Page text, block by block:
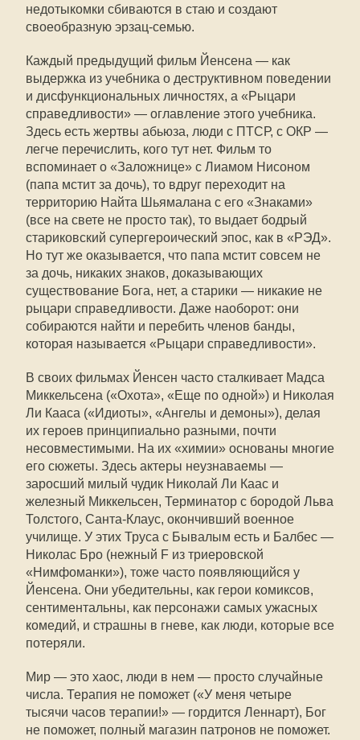
недотыкомки сбиваются в стаю и создают
своеобразную эрзац-семью.
Каждый предыдущий фильм Йенсена — как
выдержка из учебника о деструктивном поведении
и дисфункциональных личностях, а «Рыцари
справедливости» — оглавление этого учебника.
Здесь есть жертвы абьюза, люди с ПТСР, с ОКР —
легче перечислить, кого тут нет. Фильм то
вспоминает о «Заложнице» с Лиамом Нисоном
(папа мстит за дочь), то вдруг переходит на
территорию Найта Шьямалана с его «Знаками»
(все на свете не просто так), то выдает бодрый
стариковский супергероический эпос, как в «РЭД».
Но тут же оказывается, что папа мстит совсем не
за дочь, никаких знаков, доказывающих
существование Бога, нет, а старики — никакие не
рыцари справедливости. Даже наоборот: они
собираются найти и перебить членов банды,
которая называется «Рыцари справедливости».
В своих фильмах Йенсен часто сталкивает Мадса
Миккельсена («Охота», «Еще по одной») и Николая
Ли Кааса («Идиоты», «Ангелы и демоны»), делая
их героев принципиально разными, почти
несовместимыми. На их «химии» основаны многие
его сюжеты. Здесь актеры неузнаваемы —
заросший милый чудик Николай Ли Каас и
железный Миккельсен, Терминатор с бородой Льва
Толстого, Санта-Клаус, окончивший военное
училище. У этих Труса с Бывалым есть и Балбес —
Николас Бро (нежный F из триеровской
«Нимфоманки»), тоже часто появляющийся у
Йенсена. Они убедительны, как герои комиксов,
сентиментальны, как персонажи самых ужасных
комедий, и страшны в гневе, как люди, которые все
потеряли.
Мир — это хаос, люди в нем — просто случайные
числа. Терапия не поможет («У меня четыре
тысячи часов терапии!» — гордится Леннарт), Бог
не поможет, полный магазин патронов не поможет.